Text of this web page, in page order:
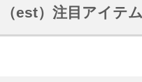
est）注目アイテ